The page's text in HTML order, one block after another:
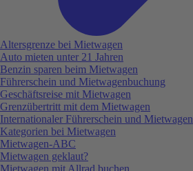
Altersgrenze bei Mietwagen
Auto mieten unter 21 Jahren
Benzin sparen beim Mietwagen
Führerschein und Mietwagenbuchung
Geschäftsreise mit Mietwagen
Grenzübertritt mit dem Mietwagen
Internationaler Führerschein und Mietwagen
Kategorien bei Mietwagen
Mietwagen-ABC
Mietwagen geklaut?
Mietwagen mit Allrad buchen